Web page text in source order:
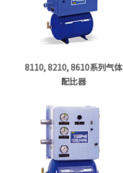
8110, 8210, 8610系列气体
配比器